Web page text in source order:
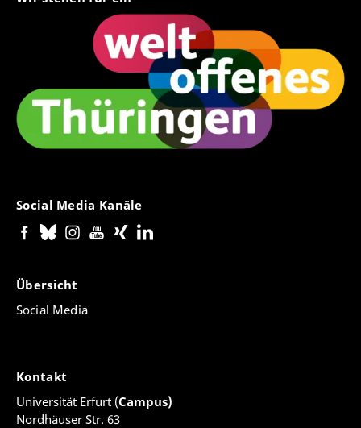
Russia’s Politics of Truth and its Quest for Alliance in
the Global South.
n: H-Soz-Kult, 12.06.2025,
https://www.hsozkult.de/conferencereport/id/fdkn-
Social Media Kanäle
Übersicht
Social Media
Kontakt
Universität Erfurt (Campus)
Nordhäuser Str. 63